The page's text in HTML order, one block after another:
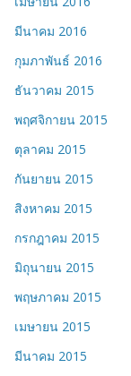
มีนาคม 2016
กุมภาพันธ์ 2016
ธันวาคม 2015
พฤศจิกายน 2015
ตุลาคม 2015
กันยายน 2015
สิงหาคม 2015
กรกฎาคม 2015
มิถุนายน 2015
พฤษภาคม 2015
เมษายน 2015
มีนาคม 2015